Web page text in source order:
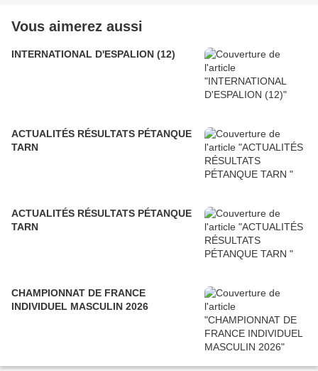
Vous aimerez aussi
INTERNATIONAL D'ESPALION (12)
ACTUALITÉS RÉSULTATS PÉTANQUE
TARN
ACTUALITÉS RÉSULTATS PÉTANQUE
TARN
CHAMPIONNAT DE FRANCE
INDIVIDUEL MASCULIN 2026